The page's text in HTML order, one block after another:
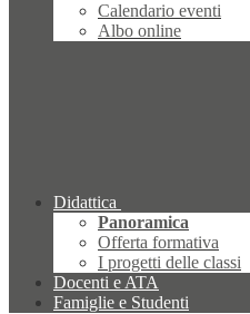
Calendario eventi
Albo online
Didattica
Panoramica
Offerta formativa
I progetti delle classi
Docenti e ATA
Famiglie e Studenti